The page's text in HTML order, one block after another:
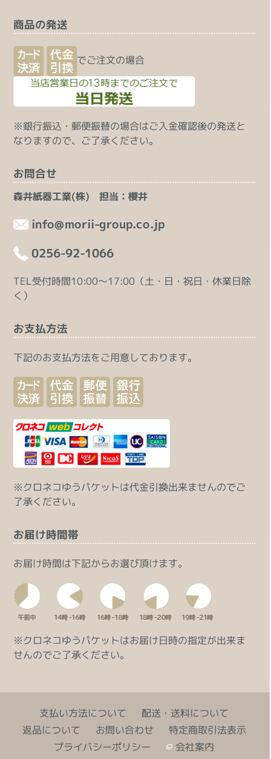
商品の発送
でご注文の場合
※銀行振込・郵便振替の場合はご入金確認後の発送と
なりますので、ご了承ください。
お問合せ
森井紙器工業(株) 担当：櫻井
info@morii-group.co.jp
0256-92-1066
TEL受付時間10:00～17:00（土・日・祝日・休業日除
く）
お支払方法
下記のお支払方法をご用意しております。
※クロネコゆうパケットは代金引換出来ませんのでご
了承ください。
お届け時間帯
お届け時間は下記からお選び頂けます。
※クロネコゆうパケットはお届け日時の指定が出来ま
せんのでご了承ください。
支払い方法について 配送・送料について
返品について お問い合わせ 特定商取引法表示
プライバシーポリシー 会社案内